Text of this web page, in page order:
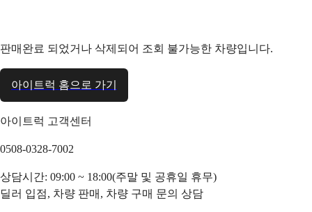
판매완료 되었거나 삭제되어 조회 불가능한 차량입니다.
아이트럭 홈으로 가기
아이트럭 고객센터
0508-0328-7002
상담시간: 09:00 ~ 18:00(주말 및 공휴일 휴무)
딜러 입점, 차량 판매, 차량 구매 문의 상담